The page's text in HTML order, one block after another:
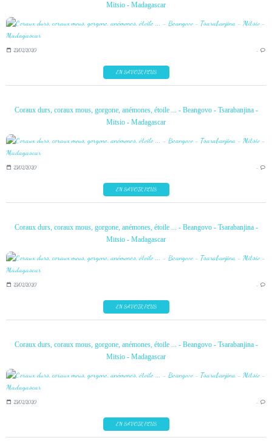
Mitsio - Madagascar
23/02/2020 …
EN SAVOIR PLUS
Coraux durs, coraux mous, gorgone, anémones, étoile ... - Beangovo - Tsarabanjina -
Mitsio - Madagascar
23/02/2020 …
EN SAVOIR PLUS
Coraux durs, coraux mous, gorgone, anémones, étoile ... - Beangovo - Tsarabanjina -
Mitsio - Madagascar
23/02/2020 …
EN SAVOIR PLUS
Coraux durs, coraux mous, gorgone, anémones, étoile ... - Beangovo - Tsarabanjina -
Mitsio - Madagascar
23/02/2020 …
EN SAVOIR PLUS